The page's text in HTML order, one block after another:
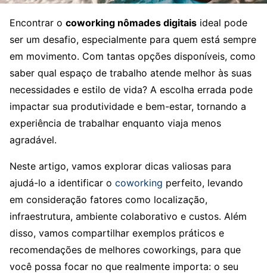
Encontrar o coworking nômades digitais ideal pode
ser um desafio, especialmente para quem está sempre
em movimento. Com tantas opções disponíveis, como
saber qual espaço de trabalho atende melhor às suas
necessidades e estilo de vida? A escolha errada pode
impactar sua produtividade e bem-estar, tornando a
experiência de trabalhar enquanto viaja menos
agradável.
Neste artigo, vamos explorar dicas valiosas para
ajudá-lo a identificar o coworking perfeito, levando
em consideração fatores como localização,
infraestrutura, ambiente colaborativo e custos. Além
disso, vamos compartilhar exemplos práticos e
recomendações de melhores coworkings, para que
você possa focar no que realmente importa: o seu